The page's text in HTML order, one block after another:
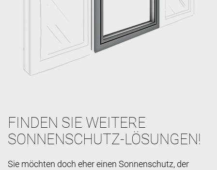
FINDEN SIE WEITERE
SONNENSCHUTZ-LÖSUNGEN!
Sie möchten doch eher einen Sonnenschutz, der